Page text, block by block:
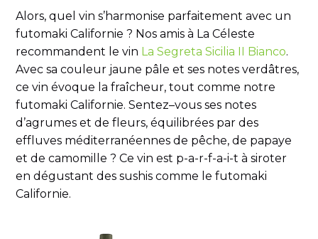
Alors, quel vin s’harmonise parfaitement avec un
futomaki Californie ? Nos amis à La Céleste
recommandent le vin La Segreta Sicilia II Bianco.
Avec sa couleur jaune pâle et ses notes verdâtres,
ce vin évoque la fraîcheur, tout comme notre
futomaki Californie. Sentez–vous ses notes
d’agrumes et de fleurs, équilibrées par des
effluves méditerranéennes de pêche, de papaye
et de camomille ? Ce vin est p-a-r-f-a-i-t à siroter
en dégustant des sushis comme le futomaki
Californie.